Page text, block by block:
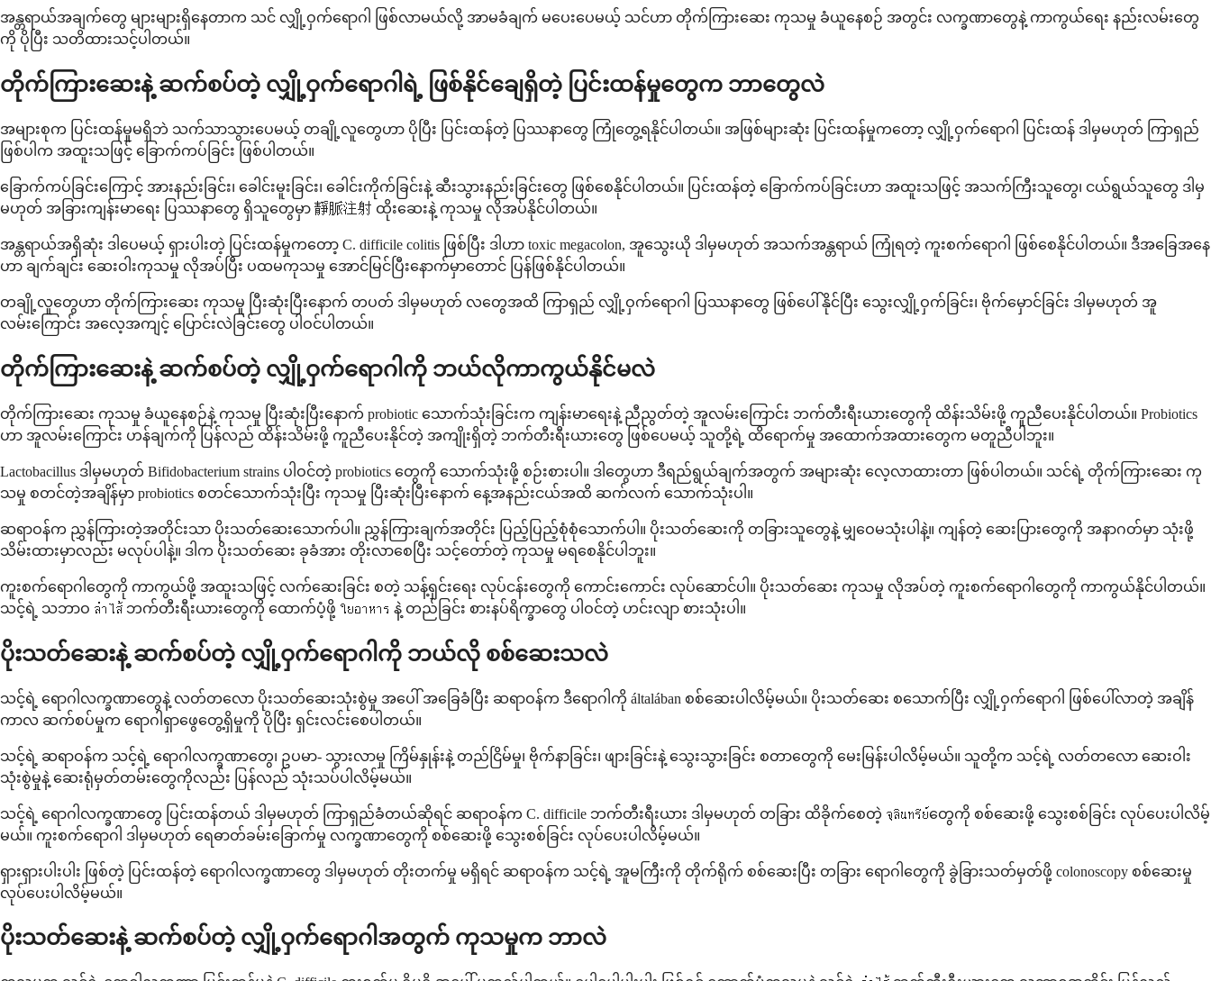
အန္တရာယ်အချက်တွေ များများရှိနေတာက သင် လျှို့ဝှက်ရောဂါ ဖြစ်လာမယ်လို့ အာမခံချက် မပေးပေမယ့် သင်ဟာ တိုက်ကြားဆေး ကုသမှု ခံယူနေစဉ် အတွင်း လက္ခဏာတွေနဲ့ ကာကွယ်ရေး နည်းလမ်းတွေ
ကို ပိုပြီး သတိထားသင့်ပါတယ်။
တိုက်ကြားဆေးနဲ့ ဆက်စပ်တဲ့ လျှို့ဝှက်ရောဂါရဲ့ ဖြစ်နိုင်ချေရှိတဲ့ ပြင်းထန်မှုတွေက ဘာတွေလဲ
အများစုက ပြင်းထန်မှုမရှိဘဲ သက်သာသွားပေမယ့် တချို့လူတွေဟာ ပိုပြီး ပြင်းထန်တဲ့ ပြဿနာတွေ ကြုံတွေ့ရနိုင်ပါတယ်။ အဖြစ်များဆုံး ပြင်းထန်မှုကတော့ လျှို့ဝှက်ရောဂါ ပြင်းထန် ဒါမှမဟုတ် ကြာရှည်
ဖြစ်ပါက အထူးသဖြင့် ခြောက်ကပ်ခြင်း ဖြစ်ပါတယ်။
ခြောက်ကပ်ခြင်းကြောင့် အားနည်းခြင်း၊ ခေါင်းမူးခြင်း၊ ခေါင်းကိုက်ခြင်းနဲ့ ဆီးသွားနည်းခြင်းတွေ ဖြစ်စေနိုင်ပါတယ်။ ပြင်းထန်တဲ့ ခြောက်ကပ်ခြင်းဟာ အထူးသဖြင့် အသက်ကြီးသူတွေ၊ ငယ်ရွယ်သူတွေ ဒါမှ
မဟုတ် အခြားကျန်းမာရေး ပြဿနာတွေ ရှိသူတွေမှာ 靜脈注射 ထိုးဆေးနဲ့ ကုသမှု လိုအပ်နိုင်ပါတယ်။
အန္တရာယ်အရှိဆုံး ဒါပေမယ့် ရှားပါးတဲ့ ပြင်းထန်မှုကတော့ C. difficile colitis ဖြစ်ပြီး ဒါဟာ toxic megacolon, အူသွေးယို ဒါမှမဟုတ် အသက်အန္တရာယ် ကြုံရတဲ့ ကူးစက်ရောဂါ ဖြစ်စေနိုင်ပါတယ်။ ဒီအခြေအနေ
ဟာ ချက်ချင်း ဆေးဝါးကုသမှု လိုအပ်ပြီး ပထမကုသမှု အောင်မြင်ပြီးနောက်မှာတောင် ပြန်ဖြစ်နိုင်ပါတယ်။
တချို့လူတွေဟာ တိုက်ကြားဆေး ကုသမှု ပြီးဆုံးပြီးနောက် တပတ် ဒါမှမဟုတ် လတွေအထိ ကြာရှည် လျှို့ဝှက်ရောဂါ ပြဿနာတွေ ဖြစ်ပေါ်နိုင်ပြီး သွေးလျှို့ဝှက်ခြင်း၊ ဗိုက်မှောင်ခြင်း ဒါမှမဟုတ် အူ
လမ်းကြောင်း အလေ့အကျင့် ပြောင်းလဲခြင်းတွေ ပါဝင်ပါတယ်။
တိုက်ကြားဆေးနဲ့ ဆက်စပ်တဲ့ လျှို့ဝှက်ရောဂါကို ဘယ်လိုကာကွယ်နိုင်မလဲ
တိုက်ကြားဆေး ကုသမှု ခံယူနေစဉ်နဲ့ ကုသမှု ပြီးဆုံးပြီးနောက် probiotic သောက်သုံးခြင်းက ကျန်းမာရေးနဲ့ ညီညွတ်တဲ့ အူလမ်းကြောင်း ဘက်တီးရီးယားတွေကို ထိန်းသိမ်းဖို့ ကူညီပေးနိုင်ပါတယ်။ Probiotics
ဟာ အူလမ်းကြောင်း ဟန်ချက်ကို ပြန်လည် ထိန်းသိမ်းဖို့ ကူညီပေးနိုင်တဲ့ အကျိုးရှိတဲ့ ဘက်တီးရီးယားတွေ ဖြစ်ပေမယ့် သူတို့ရဲ့ ထိရောက်မှု အထောက်အထားတွေက မတူညီပါဘူး။
Lactobacillus ဒါမှမဟုတ် Bifidobacterium strains ပါဝင်တဲ့ probiotics တွေကို သောက်သုံးဖို့ စဉ်းစားပါ။ ဒါတွေဟာ ဒီရည်ရွယ်ချက်အတွက် အများဆုံး လေ့လာထားတာ ဖြစ်ပါတယ်။ သင်ရဲ့ တိုက်ကြားဆေး ကု
သမှု စတင်တဲ့အချိန်မှာ probiotics စတင်သောက်သုံးပြီး ကုသမှု ပြီးဆုံးပြီးနောက် နေ့အနည်းငယ်အထိ ဆက်လက် သောက်သုံးပါ။
ဆရာဝန်က ညွှန်ကြားတဲ့အတိုင်းသာ ပိုးသတ်ဆေးသောက်ပါ။ ညွှန်ကြားချက်အတိုင်း ပြည့်ပြည့်စုံစုံသောက်ပါ။ ပိုးသတ်ဆေးကို တခြားသူတွေနဲ့ မျှဝေမသုံးပါနဲ့။ ကျန်တဲ့ ဆေးပြားတွေကို အနာဂတ်မှာ သုံးဖို့
သိမ်းထားမှာလည်း မလုပ်ပါနဲ့။ ဒါက ပိုးသတ်ဆေး ခုခံအား တိုးလာစေပြီး သင့်တော်တဲ့ ကုသမှု မရစေနိုင်ပါဘူး။
ကူးစက်ရောဂါတွေကို ကာကွယ်ဖို့ အထူးသဖြင့် လက်ဆေးခြင်း စတဲ့ သန့်ရှင်းရေး လုပ်ငန်းတွေကို ကောင်းကောင်း လုပ်ဆောင်ပါ။ ပိုးသတ်ဆေး ကုသမှု လိုအပ်တဲ့ ကူးစက်ရောဂါတွေကို ကာကွယ်နိုင်ပါတယ်။
သင့်ရဲ့ သဘာဝ ลำไส้ ဘက်တီးရီးယားတွေကို ထောက်ပံ့ဖို့ ใยอาหาร နဲ့ တည်ခြင်း စားနပ်ရိက္ခာတွေ ပါဝင်တဲ့ ဟင်းလျာ စားသုံးပါ။
ပိုးသတ်ဆေးနဲ့ ဆက်စပ်တဲ့ လျှို့ဝှက်ရောဂါကို ဘယ်လို စစ်ဆေးသလဲ
သင့်ရဲ့ ရောဂါလက္ခဏာတွေနဲ့ လတ်တလော ပိုးသတ်ဆေးသုံးစွဲမှု အပေါ် အခြေခံပြီး ဆရာဝန်က ဒီရောဂါကို általában စစ်ဆေးပါလိမ့်မယ်။ ပိုးသတ်ဆေး စသောက်ပြီး လျှို့ဝှက်ရောဂါ ဖြစ်ပေါ်လာတဲ့ အချိန်
ကာလ ဆက်စပ်မှုက ရောဂါရှာဖွေတွေ့ရှိမှုကို ပိုပြီး ရှင်းလင်းစေပါတယ်။
သင့်ရဲ့ ဆရာဝန်က သင့်ရဲ့ ရောဂါလက္ခဏာတွေ၊ ဥပမာ- သွားလာမှု ကြိမ်နှုန်းနဲ့ တည်ငြိမ်မှု၊ ဗိုက်နာခြင်း၊ ဖျားခြင်းနဲ့ သွေးသွားခြင်း စတာတွေကို မေးမြန်းပါလိမ့်မယ်။ သူတို့က သင့်ရဲ့ လတ်တလော ဆေးဝါး
သုံးစွဲမှုနဲ့ ဆေးရုံမှတ်တမ်းတွေကိုလည်း ပြန်လည် သုံးသပ်ပါလိမ့်မယ်။
သင့်ရဲ့ ရောဂါလက္ခဏာတွေ ပြင်းထန်တယ် ဒါမှမဟုတ် ကြာရှည်ခံတယ်ဆိုရင် ဆရာဝန်က C. difficile ဘက်တီးရီးယား ဒါမှမဟုတ် တခြား ထိခိုက်စေတဲ့ จุลินทรีย์တွေကို စစ်ဆေးဖို့ သွေးစစ်ခြင်း လုပ်ပေးပါလိမ့်
မယ်။ ကူးစက်ရောဂါ ဒါမှမဟုတ် ရေဓာတ်ခမ်းခြောက်မှု လက္ခဏာတွေကို စစ်ဆေးဖို့ သွေးစစ်ခြင်း လုပ်ပေးပါလိမ့်မယ်။
ရှားရှားပါးပါး ဖြစ်တဲ့ ပြင်းထန်တဲ့ ရောဂါလက္ခဏာတွေ ဒါမှမဟုတ် တိုးတက်မှု မရှိရင် ဆရာဝန်က သင့်ရဲ့ အူမကြီးကို တိုက်ရိုက် စစ်ဆေးပြီး တခြား ရောဂါတွေကို ခွဲခြားသတ်မှတ်ဖို့ colonoscopy စစ်ဆေးမှု
လုပ်ပေးပါလိမ့်မယ်။
ပိုးသတ်ဆေးနဲ့ ဆက်စပ်တဲ့ လျှို့ဝှက်ရောဂါအတွက် ကုသမှုက ဘာလဲ